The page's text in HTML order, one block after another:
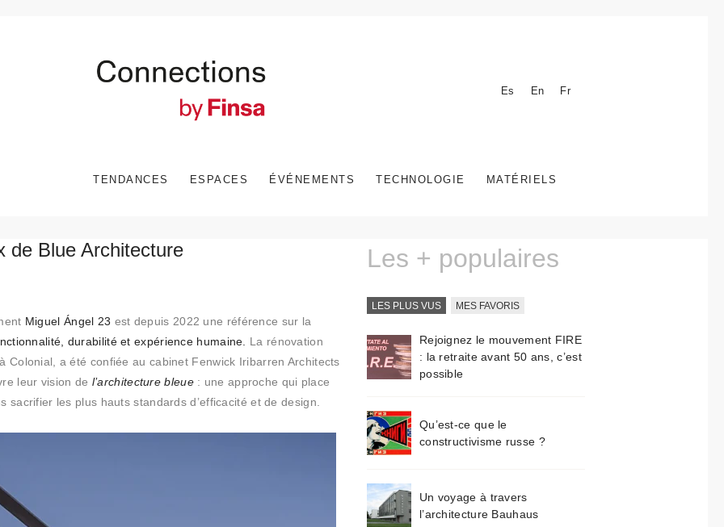
Es En Fr
TENDANCES ESPACES ÉVÉNEMENTS TECHNOLOGIE MATÉRIELS
de Blue Architecture
Miguel Ángel 23 est depuis 2022 une référence sur la
durabilité et expérience humaine.
La rénovation
Colonial, a été confiée au cabinet Fenwick Iribarren Architects
leur vision de l’architecture bleue : une approche qui place
les plus hauts standards d’efficacité et de design.
Les + populaires
LES PLUS VUS MES FAVORIS
Rejoignez le mouvement FIRE
: la retraite avant 50 ans, c’est
possible
Qu’est-ce que le
constructivisme russe ?
Un voyage à travers
l’architecture Bauhaus